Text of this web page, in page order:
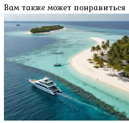
Вам также может понравиться